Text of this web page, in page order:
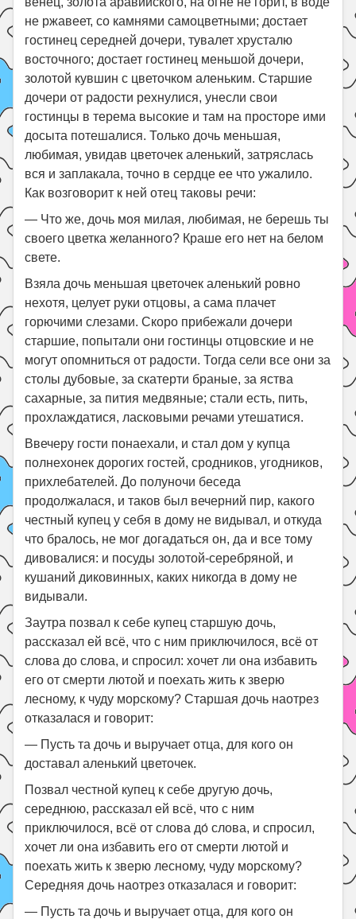
не ржавеет, со камнями самоцветными; достает
гостинец середней дочери, тувалет хрусталю
восточного; достает гостинец меньшой дочери,
золотой кувшин с цветочком аленьким. Старшие
дочери от радости рехнулися, унесли свои
гостинцы в терема высокие и там на просторе ими
досыта потешалися. Только дочь меньшая,
любимая, увидав цветочек аленький, затряслась
вся и заплакала, точно в сердце ее что ужалило.
Как возговорит к ней отец таковы речи:
— Что же, дочь моя милая, любимая, не берешь ты
своего цветка желанного? Краше его нет на белом
свете.
Взяла дочь меньшая цветочек аленький ровно
нехотя, целует руки отцовы, а сама плачет
горючими слезами. Скоро прибежали дочери
старшие, попытали они гостинцы отцовские и не
могут опомниться от радости. Тогда сели все они за
столы дубовые, за скатерти браные, за яства
сахарные, за пития медвяные; стали есть, пить,
прохлаждатися, ласковыми речами утешатися.
Ввечеру гости понаехали, и стал дом у купца
полнехонек дорогих гостей, сродников, угодников,
прихлебателей. До полуночи беседа
продолжалася, и таков был вечерний пир, какого
честный купец у себя в дому не видывал, и откуда
что бралось, не мог догадаться он, да и все тому
дивовалися: и посуды золотой-серебряной, и
кушаний диковинных, каких никогда в дому не
видывали.
Заутра позвал к себе купец старшую дочь,
рассказал ей всё, что с ним приключилося, всё от
слова до слова, и спросил: хочет ли она избавить
его от смерти лютой и поехать жить к зверю
лесному, к чуду морскому? Старшая дочь наотрез
отказалася и говорит:
— Пусть та дочь и выручает отца, для кого он
доставал аленький цветочек.
Позвал честной купец к себе другую дочь,
середнюю, рассказал ей всё, что с ним
приключилося, всё от слова до́ слова, и спросил,
хочет ли она избавить его от смерти лютой и
поехать жить к зверю лесному, чуду морскому?
Середняя дочь наотрез отказалася и говорит:
— Пусть та дочь и выручает отца, для кого он